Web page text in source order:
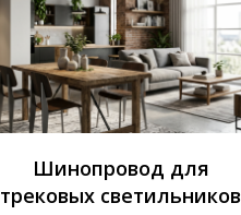
Шинопровод для
трековых светильников